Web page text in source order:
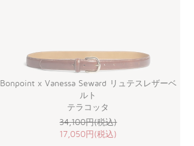
Bonpoint x Vanessa Seward リュテスレザーベ
ルト
テラコッタ
34,100円(税込)
17,050円(税込)